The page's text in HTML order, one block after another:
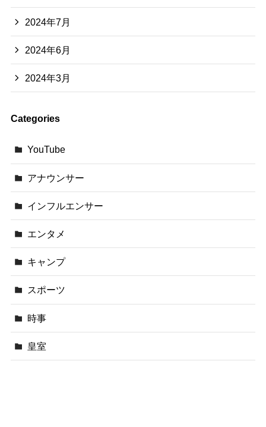
2024年7月
2024年6月
2024年3月
Categories
YouTube
アナウンサー
インフルエンサー
エンタメ
キャンプ
スポーツ
時事
皇室